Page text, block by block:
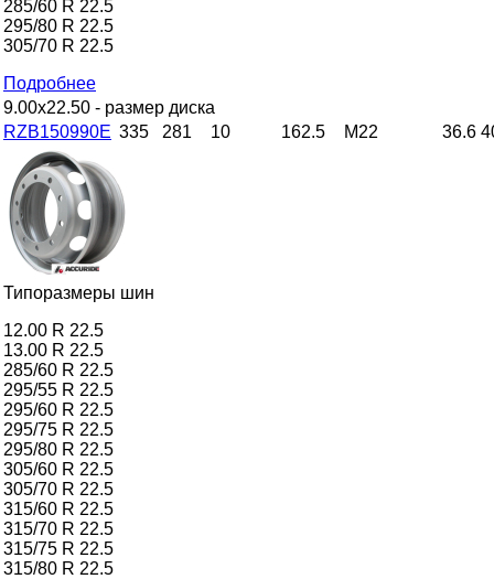
285/60 R 22.5
295/80 R 22.5
305/70 R 22.5
Подробнее
9.00x22.50 - размер диска
RZB150990E 335 281 10 162.5 M22 36.6
Типоразмеры шин
12.00 R 22.5
13.00 R 22.5
285/60 R 22.5
295/55 R 22.5
295/60 R 22.5
295/75 R 22.5
295/80 R 22.5
305/60 R 22.5
305/70 R 22.5
315/60 R 22.5
315/70 R 22.5
315/75 R 22.5
315/80 R 22.5